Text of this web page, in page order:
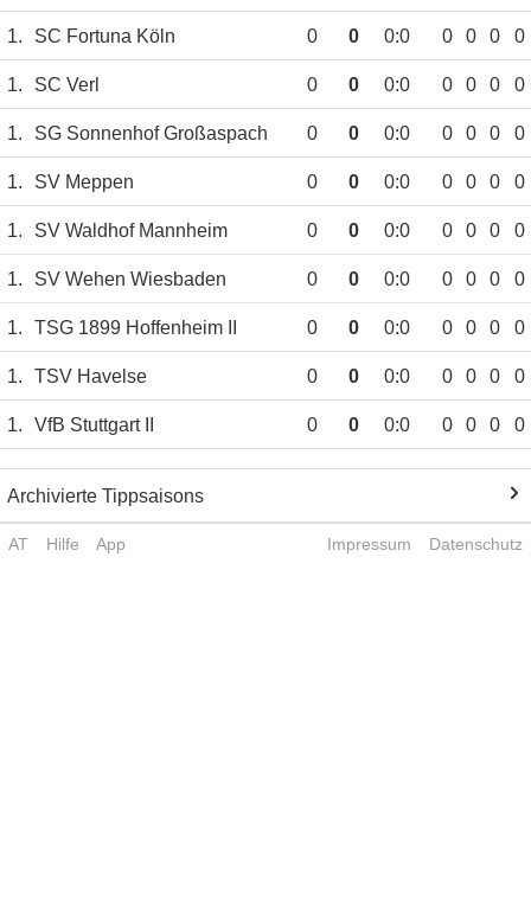
1. SC Fortuna Köln 0 0 0:0 0 0 0 0
1. SC Verl 0 0 0:0 0 0 0 0
1. SG Sonnenhof Großaspach 0 0 0:0 0 0 0 0
1. SV Meppen 0 0 0:0 0 0 0 0
1. SV Waldhof Mannheim 0 0 0:0 0 0 0 0
1. SV Wehen Wiesbaden 0 0 0:0 0 0 0 0
1. TSG 1899 Hoffenheim II 0 0 0:0 0 0 0 0
1. TSV Havelse 0 0 0:0 0 0 0 0
1. VfB Stuttgart II 0 0 0:0 0 0 0 0
Archivierte Tippsaisons
AT Hilfe App Impressum Datenschutz